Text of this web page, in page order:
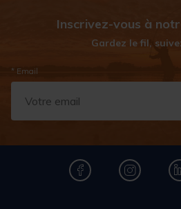
Inscrivez-vous à
Gardez le fil,
* Email